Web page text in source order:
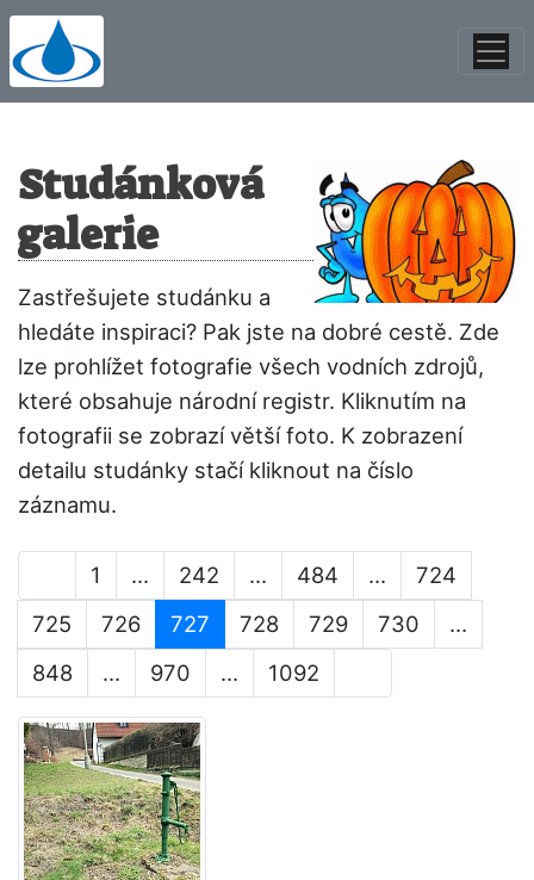
Studánková
galerie
Zastřešujete studánku a
hledáte inspiraci? Pak jste na dobré cestě. Zde
lze prohlížet fotografie všech vodních zdrojů,
které obsahuje národní registr. Kliknutím na
fotografii se zobrazí větší foto. K zobrazení
detailu studánky stačí kliknout na číslo
záznamu.
1 ... 242 ... 484 ...
724
725
726 727 728 729 730
...
848
... 970 ... 1092